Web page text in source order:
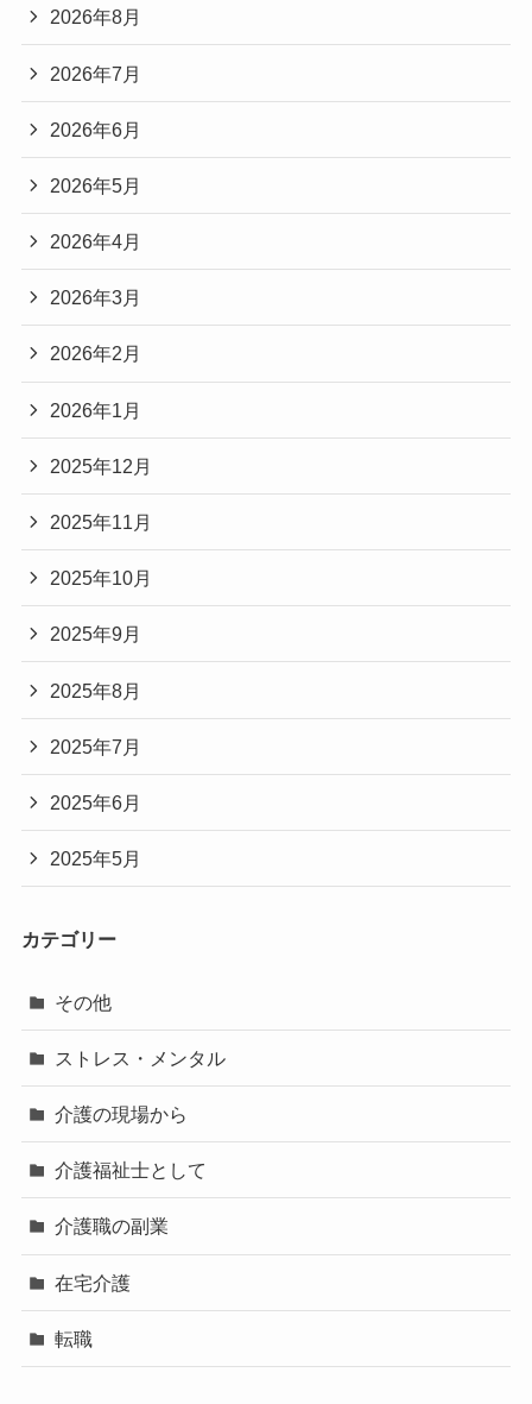
2026年8月
2026年7月
2026年6月
2026年5月
2026年4月
2026年3月
2026年2月
2026年1月
2025年12月
2025年11月
2025年10月
2025年9月
2025年8月
2025年7月
2025年6月
2025年5月
カテゴリー
その他
ストレス・メンタル
介護の現場から
介護福祉士として
介護職の副業
在宅介護
転職